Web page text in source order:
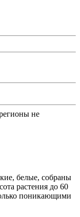
не
белые, собраны
растения до 60
поникающими